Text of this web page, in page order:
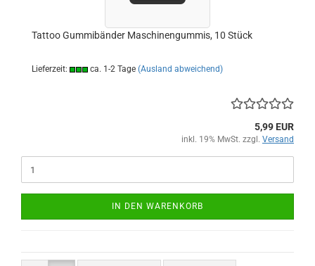
Tattoo Gummibänder Maschinengummis, 10 Stück
Lieferzeit: ca. 1-2 Tage (Ausland abweichend)
5,99 EUR
inkl. 19% MwSt. zzgl. Versand
IN DEN WARENKORB